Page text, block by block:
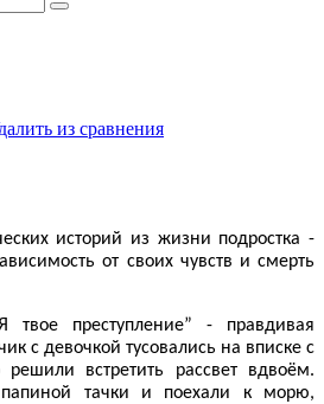
из сравнения
историй из жизни подростка -
от своих чувств и смерть
твое преступление” - правдивая
с девочкой тусовались на вписке с
встретить рассвет вдвоём.
тачки и поехали к морю,